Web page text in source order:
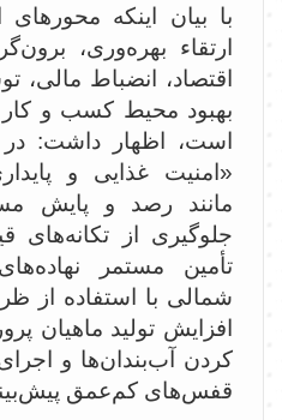
با بیان اینکه
ارتقاء بهره‌وری،
اقتصاد، انضباط مالی،
بهبود محیط کسب و
است، اظهار داشت:
«امنیت غذایی و
مانند رصد و پایش
جلوگیری از تکانه‌های
تأمین مستمر
شمالی با استفاده از
افزایش تولید ماهیان
کردن آب‌بندان‌ها و
قفس‌های کم‌عمق